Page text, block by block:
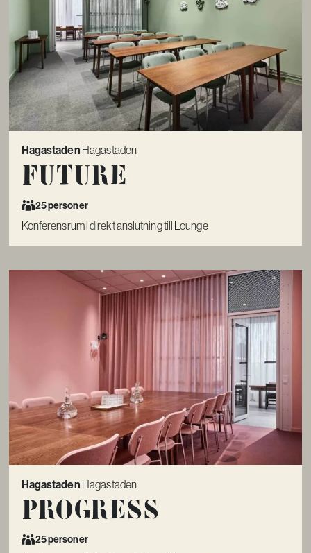
Hagastaden Hagastaden
Future
25 personer
Konferensrum i direkt anslutning till Lounge
Hagastaden Hagastaden
Progress
25 personer